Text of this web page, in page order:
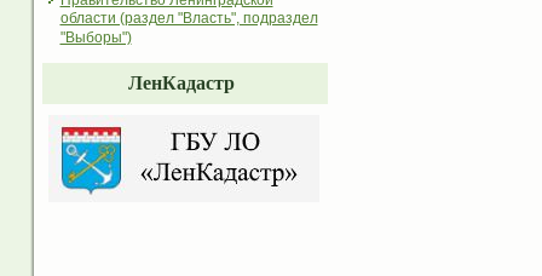
области (раздел "Власть", подраздел
"Выборы")
ЛенКадастр